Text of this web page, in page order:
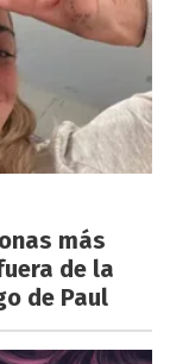
más
de la
de Paul